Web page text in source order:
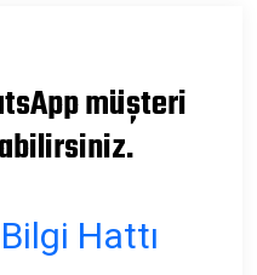
müşteri
Hattı